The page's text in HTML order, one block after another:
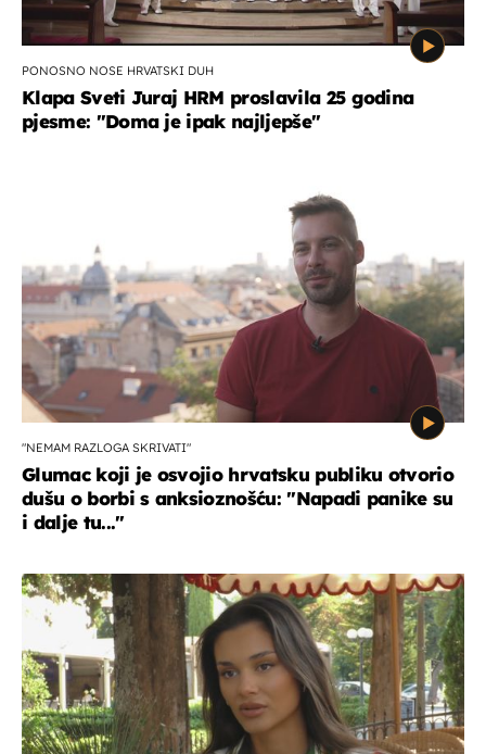
PONOSNO NOSE HRVATSKI DUH
Klapa Sveti Juraj HRM proslavila 25 godina
pjesme: "Doma je ipak najljepše"
"NEMAM RAZLOGA SKRIVATI"
Glumac koji je osvojio hrvatsku publiku otvorio
dušu o borbi s anksioznošću: "Napadi panike su
i dalje tu..."